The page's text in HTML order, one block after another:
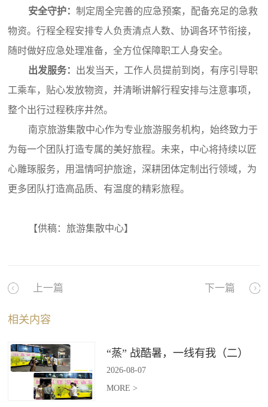
安全守护：制定周全完善的应急预案，配备充足的急救
物资。行程全程安排专人负责清点人数、协调各环节衔接，
随时做好应急处理准备，全方位保障职工人身安全。
出发服务： 出发当天，工作人员提前到岗，有序引导职
工乘车，贴心发放物资，并清晰讲解行程安排与注意事项，
整个出行过程秩序井然。
南京旅游集散中心作为专业旅游服务机构，始终致力于
为每一个团队打造专属的美好旅程。未来，中心将持续以匠
心雕琢服务，用温情呵护旅途，深耕团体定制出行领域，为
更多团队打造高品质、有温度的精彩旅程。
【供稿：旅游集散中心】
上一篇 下一篇
相关内容
“蒸” 战酷暑，一线有我（二）
2026-08-07
MORE >